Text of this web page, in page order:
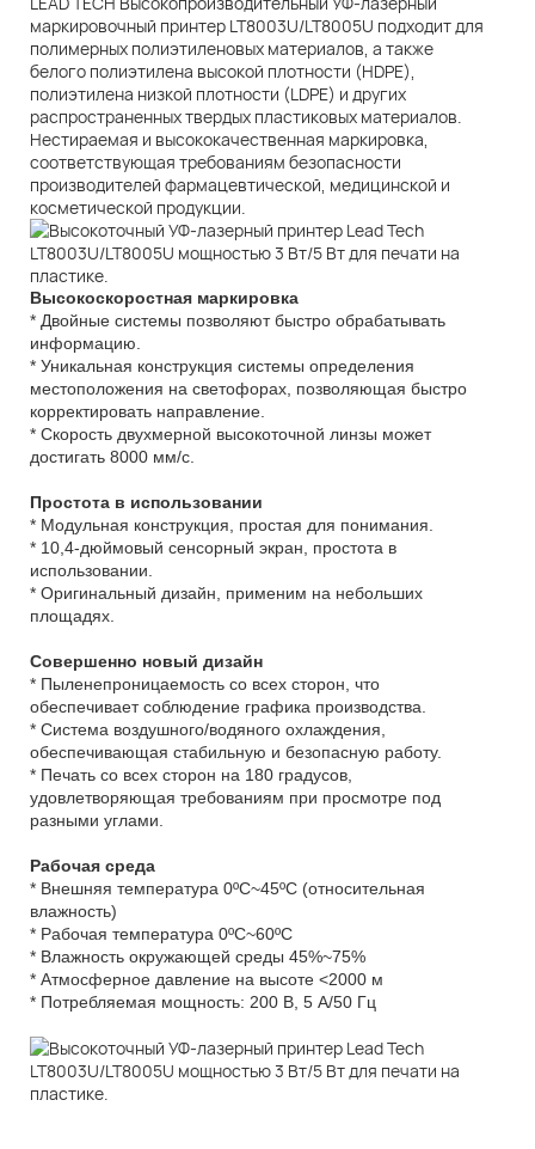
маркировочный принтер LT8003U/LT8005U подходит для
полимерных полиэтиленовых материалов, а также
белого полиэтилена высокой плотности (HDPE),
полиэтилена низкой плотности (LDPE) и других
распространенных твердых пластиковых материалов.
Нестираемая и высококачественная маркировка,
соответствующая требованиям безопасности
производителей фармацевтической, медицинской и
косметической продукции.
Высокоскоростная маркировка
* Двойные системы позволяют быстро обрабатывать
информацию.
* Уникальная конструкция системы определения
местоположения на светофорах, позволяющая быстро
корректировать направление.
* Скорость двухмерной высокоточной линзы может
достигать 8000 мм/с.
Простота в использовании
* Модульная конструкция, простая для понимания.
* 10,4-дюймовый сенсорный экран, простота в
использовании.
* Оригинальный дизайн, применим на небольших
площадях.
Совершенно новый дизайн
* Пыленепроницаемость со всех сторон, что
обеспечивает соблюдение графика производства.
* Система воздушного/водяного охлаждения,
обеспечивающая стабильную и безопасную работу.
* Печать со всех сторон на 180 градусов,
удовлетворяющая требованиям при просмотре под
разными углами.
Рабочая среда
* Внешняя температура 0ºC~45ºC (относительная
влажность)
* Рабочая температура 0ºC~60ºC
* Влажность окружающей среды 45%~75%
* Атмосферное давление на высоте <2000 м
* Потребляемая мощность: 200 В, 5 А/50 Гц